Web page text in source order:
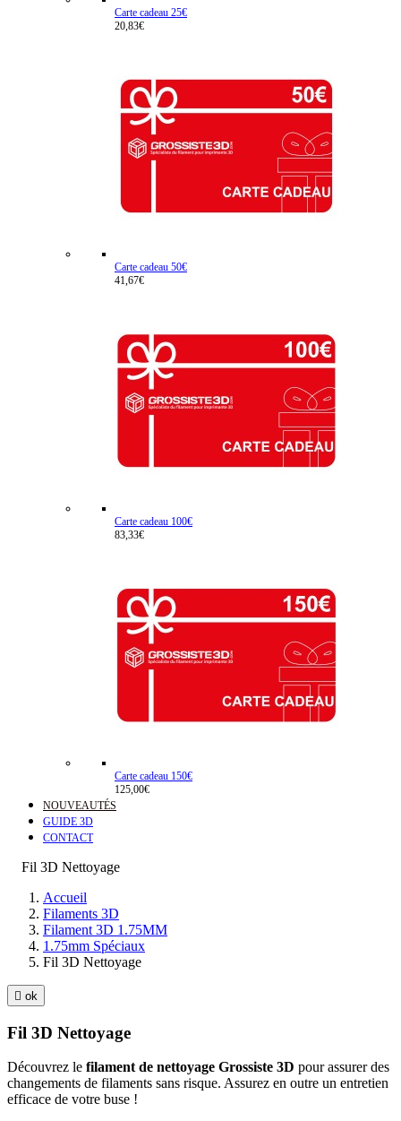
Carte cadeau 25€
20,83€
Carte cadeau 50€
41,67€
Carte cadeau 100€
83,33€
Carte cadeau 150€
125,00€
NOUVEAUTÉS
GUIDE 3D
CONTACT
Fil 3D Nettoyage
Accueil
Filaments 3D
Filament 3D 1.75MM
1.75mm Spéciaux
Fil 3D Nettoyage
 ok
Fil 3D Nettoyage
Découvrez le filament de nettoyage Grossiste 3D pour assurer des
changements de filaments sans risque. Assurez en outre un entretien
efficace de votre buse !